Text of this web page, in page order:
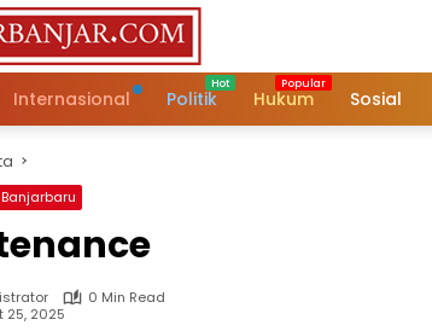
Internasional Politik Hukum Sosial
0 Min Read
25, 2025